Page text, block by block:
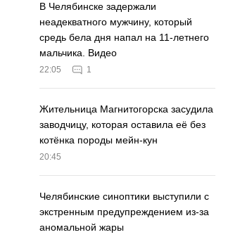
В Челябинске задержали
неадекватного мужчину, который
средь бела дня напал на 11-летнего
мальчика. Видео
22:05 1
Жительница Магнитогорска засудила
заводчицу, которая оставила её без
котёнка породы мейн-кун
20:45
Челябинские синоптики выступили с
экстренным предупреждением из-за
аномальной жары